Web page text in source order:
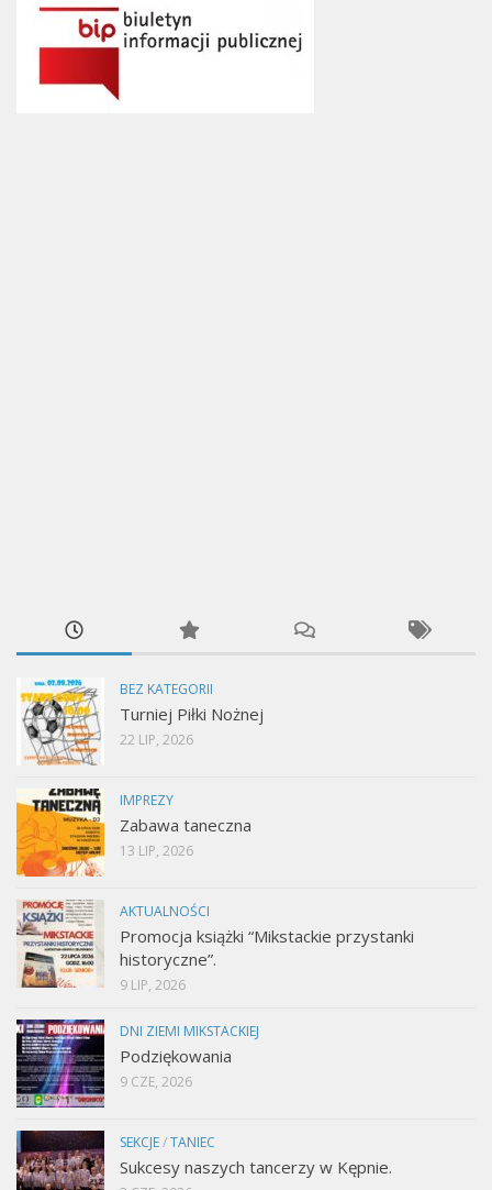
BEZ KATEGORII
Turniej Piłki Nożnej
22 LIP, 2026
IMPREZY
Zabawa taneczna
13 LIP, 2026
AKTUALNOŚCI
Promocja książki “Mikstackie przystanki
historyczne”.
9 LIP, 2026
DNI ZIEMI MIKSTACKIEJ
Podziękowania
9 CZE, 2026
SEKCJE/TANIEC
Sukcesy naszych tancerzy w Kępnie.